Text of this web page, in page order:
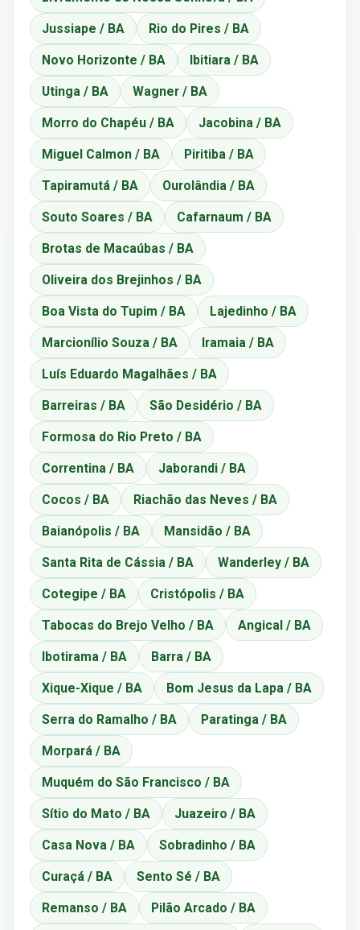
Jussiape / BA Rio do Pires / BA
Novo Horizonte / BA Ibitiara / BA
Utinga / BA Wagner / BA
Morro do Chapéu / BA Jacobina / BA
Miguel Calmon / BA Piritiba / BA
Tapiramutá / BA Ourolândia / BA
Souto Soares / BA Cafarnaum / BA
Brotas de Macaúbas / BA
Oliveira dos Brejinhos / BA
Boa Vista do Tupim / BA Lajedinho / BA
Marcionílio Souza / BA Iramaia / BA
Luís Eduardo Magalhães / BA
Barreiras / BA São Desidério / BA
Formosa do Rio Preto / BA
Correntina / BA Jaborandi / BA
Cocos / BA Riachão das Neves / BA
Baianópolis / BA Mansidão / BA
Santa Rita de Cássia / BA Wanderley / BA
Cotegipe / BA Cristópolis / BA
Tabocas do Brejo Velho / BA Angical / BA
Ibotirama / BA Barra / BA
Xique-Xique / BA Bom Jesus da Lapa / BA
Serra do Ramalho / BA Paratinga / BA
Morpará / BA
Muquém do São Francisco / BA
Sítio do Mato / BA Juazeiro / BA
Casa Nova / BA Sobradinho / BA
Curaçá / BA Sento Sé / BA
Remanso / BA Pilão Arcado / BA